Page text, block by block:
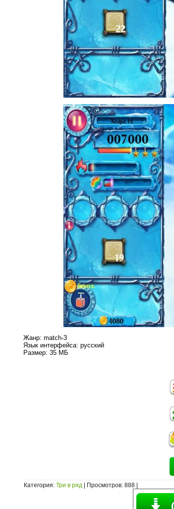
Жанр: match-3
Язык интерфейса: русский
Размер: 35 МБ
Категория: Три в ряд Просмотров: 888 |